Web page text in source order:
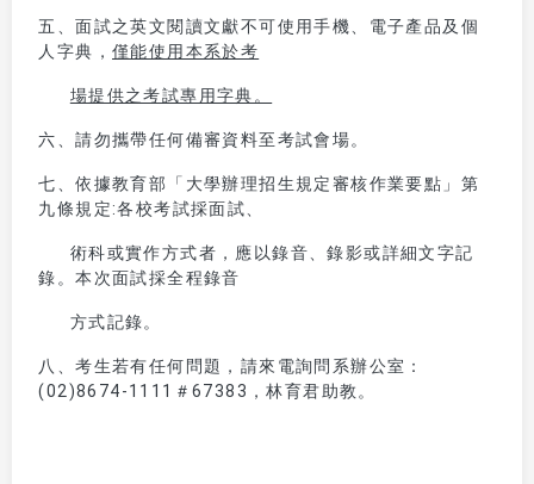
五、面試之英文閱讀文獻不可使用手機、電子產品及個
人字典， 僅能使用本系於考
場提供之考試專用字典。
六、請勿攜帶任何備審資料至考試會場。
七、依據教育部「大學辦理招生規定審核作業要點」第
九條規定:各校考試採面試、
術科或實作方式者，應以錄音、錄影或詳細文字記
錄。本次面試採全程錄音
方式記錄。
八、考生若有任何問題，請來電詢問系辦公室：
(02)8674-1111＃67383，林育君助教。